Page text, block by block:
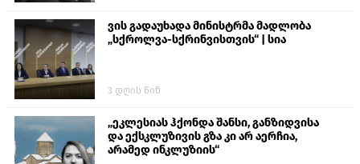
ვის გადაუხადა მინისტრმა მადლობა
„სქროლვა-სქრინვისთვის“ | სია
3 დღის წინ
„ეკლესიას ჰქონდა შანსი, განზიდვისა
და ექსკლუზივის გზა კი არ აერჩია,
არამედ ინკლუზიის“